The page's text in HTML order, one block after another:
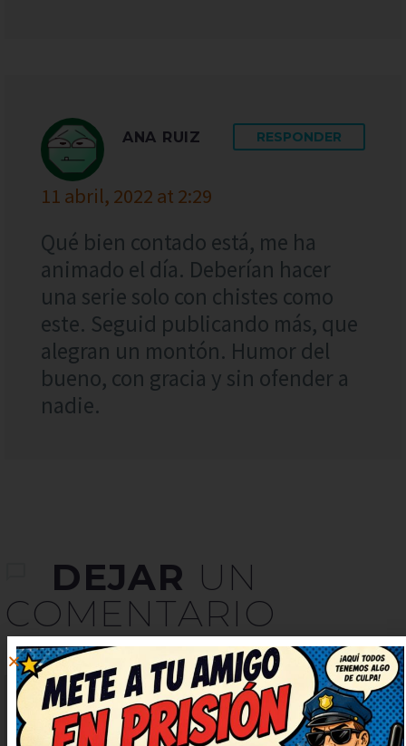
ANA RUIZ
11 abril, 2022 at 2:29
RESPONDER
Qué bien contado está, me ha
animado el día. Deberían hacer
una serie solo con chistes como
este. Seguid publicando más, que
alegran un montón. Humor del
bueno, con gracia y sin ofender a
nadie.
DEJAR UN
COMENTARIO